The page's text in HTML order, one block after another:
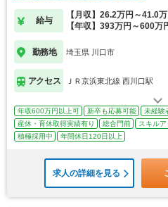
給与
【月収】26.2万円～41.0万
【年収】393万円～600万
勤務地 埼玉県 川口市
アクセス ＪＲ京浜東北線 西川口駅
年収600万円以上可 新卒も応募可能 未経験
産休・育休取得実績有り
総合門前 スキル
積極採用中
年間休日120日以上
求人の詳細を見る